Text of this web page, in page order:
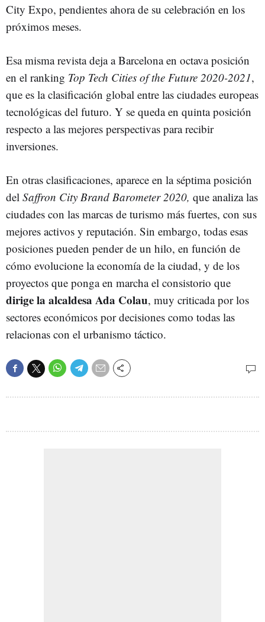
City Expo, pendientes ahora de su celebración en los
próximos meses.
Esa misma revista deja a Barcelona en octava posición
en el ranking Top Tech Cities of the Future 2020-2021,
que es la clasificación global entre las ciudades europeas
tecnológicas del futuro. Y se queda en quinta posición
respecto a las mejores perspectivas para recibir
inversiones.
En otras clasificaciones, aparece en la séptima posición
del Saffron City Brand Barometer 2020, que analiza las
ciudades con las marcas de turismo más fuertes, con sus
mejores activos y reputación. Sin embargo, todas esas
posiciones pueden pender de un hilo, en función de
cómo evolucione la economía de la ciudad, y de los
proyectos que ponga en marcha el consistorio que
dirige la alcaldesa Ada Colau, muy criticada por los
sectores económicos por decisiones como todas las
relacionas con el urbanismo táctico.